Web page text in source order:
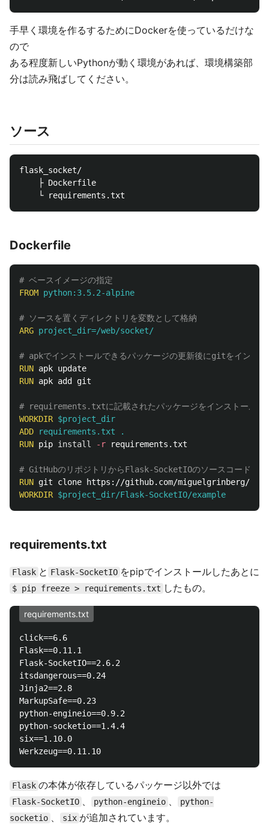
手早く環境を作るするためにDockerを使っているだけな
ので
ある程度新しいPythonが動く環境があれば、環境構築部
分は読み飛ばしてください。
ソース
flask_socket/
    ├ Dockerfile
Dockerfile
# ベースイメージの指定
FROM python:3.5.2-alpine
# ソースを置く
ARG project_dir=/web/socket/
# apkでインストールできるパッケージの更新後にgitをインスト
RUN
RUN apk add git
# requirements.txtに記載されたパッケージをインストール
WORKDIR $project_dir
ADD requirements.txt .
RUN pip install -r requirements.txt
# GitHubのリポジトリからFlask-SocketIOのソースコードを取
RUN
WORKDIR $project_dir/Flask-SocketIO/example
requirements.txt
Flask と Flask-SocketIO をpipでインストールしたあとに
$ pip freeze > requirements.txt したもの。
requirements.txt
click==6.6
Flask==0.11.1
Flask-SocketIO==2.6.2
itsdangerous==0.24
Jinja2==2.8
MarkupSafe==0.23
python-engineio==0.9.2
python-socketio==1.4.4
six==1.10.0
Flask の本体が依存しているパッケージ以外では
Flask-SocketIO 、 python-engineio 、
python-
socketio 、 six が追加されています。